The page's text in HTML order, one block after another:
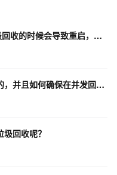
Serverless 应用引擎是jvm在进行垃圾回收的时候会导致重启，有没有什么好的解决方案吗？
G1垃圾回收器是如何处理新对象分配的，并且如何确保在并发回收过程中新分配的对象不会被回收？
回收呢？